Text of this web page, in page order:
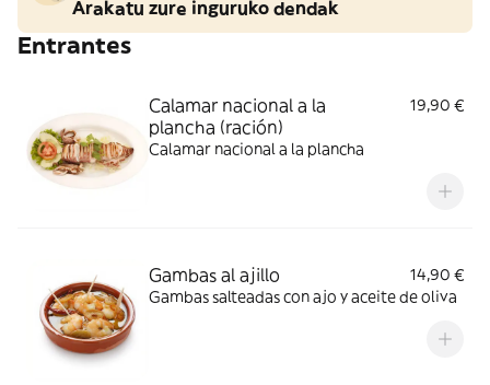
Arakatu zure inguruko dendak
Entrantes
Calamar nacional a la
plancha (ración)
19,90 €
Calamar nacional a la plancha
Gambas al ajillo
14,90 €
Gambas salteadas con ajo y aceite de oliva